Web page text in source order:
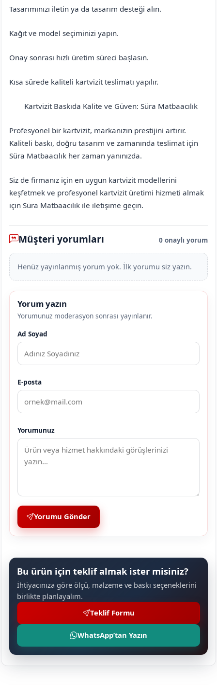
Tasarımınızı iletin ya da tasarım desteği alın.
Kağıt ve model seçiminizi yapın.
Onay sonrası hızlı üretim süreci başlasın.
Kısa sürede kaliteli kartvizit teslimatı yapılır.
Kartvizit Baskıda Kalite ve Güven: Süra Matbaacılık
Profesyonel bir kartvizit, markanızın prestijini artırır.
Kaliteli baskı, doğru tasarım ve zamanında teslimat için
Süra Matbaacılık her zaman yanınızda.
Siz de firmanız için en uygun kartvizit modellerini
keşfetmek ve profesyonel kartvizit üretimi hizmeti almak
için Süra Matbaacılık ile iletişime geçin.
Müşteri yorumları 0 onaylı yorum
Henüz yayınlanmış yorum yok. İlk yorumu siz yazın.
Yorum yazın
Yorumunuz moderasyon sonrası yayınlanır.
Ad Soyad
E-posta
Yorumunuz
Yorumu Gönder
Bu ürün için teklif almak ister misiniz?
İhtiyacınıza göre ölçü, malzeme ve baskı seçeneklerini
birlikte planlayalım.
Teklif Formu
WhatsApp’tan Yazın